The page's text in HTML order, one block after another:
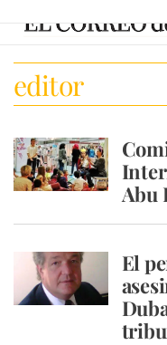
editor
Abu
El